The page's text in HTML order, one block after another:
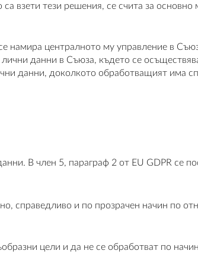
взети тези решения, се счита за основно
намира централното му управление в
данни в Съюза, където се
данни, доколкото обработващият има
В член 5, параграф 2 от EU GDPR се
справедливо и по прозрачен начин по
цели и да не се обработват по